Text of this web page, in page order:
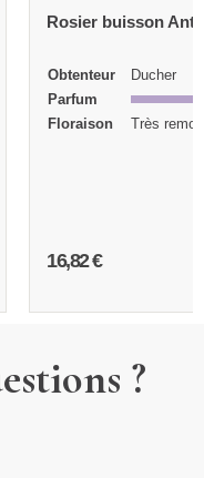
Rosier buisson
Obtenteur
Ducher
Parfum
Floraison
Très
16,82 €
?